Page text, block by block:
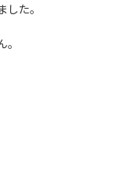
た。